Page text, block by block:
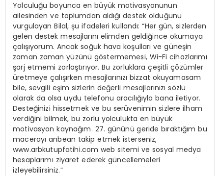
Yolculuğu boyunca en büyük motivasyonunun
ailesinden ve toplumdan aldığı destek olduğunu
vurgulayan Bilal, şu ifadeleri kullandı: “Her gün, sizlerden
gelen destek mesajlarını elimden geldiğince okumaya
çalışıyorum. Ancak soğuk hava koşulları ve güneşin
zaman zaman yüzünü göstermemesi, Wi-Fi cihazlarımı
şarj etmemi zorlaştırıyor. Bu zorluklara çeşitli çözümler
üretmeye çalışırken mesajlarınızı bizzat okuyamasam
bile, sevgili eşim sizlerin değerli mesajlarınızı sözlü
olarak da olsa uydu telefonu aracılığıyla bana iletiyor.
Desteğinizi hissetmek ve bu serüvenimin sizlere ilham
verdiğini bilmek, bu zorlu yolculukta en büyük
motivasyon kaynağım. 27. gününü geride bıraktığım bu
macerayı anbean takip etmek isterseniz,
www.arbkutupfatihi.com web sitemi ve sosyal medya
hesaplarımı ziyaret ederek güncellemeleri
izleyebilirsiniz.”